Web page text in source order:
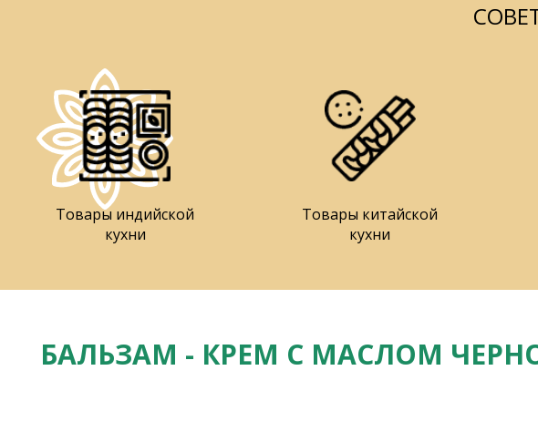
Товары индийской
кухни
Товары китайской
кухни
БАЛЬЗАМ - КРЕМ С МАСЛОМ